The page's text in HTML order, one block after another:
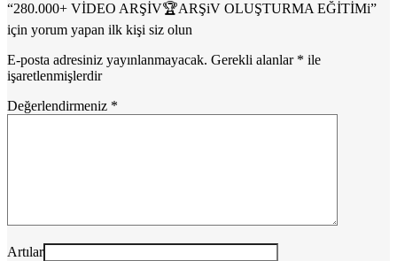
“280.000+ VİDEO ARŞİV🏆ARŞiV OLUŞTURMA EĞİTİMi”
için yorum yapan ilk kişi siz olun
E-posta adresiniz yayınlanmayacak. Gerekli alanlar * ile
işaretlenmişlerdir
Değerlendirmeniz *
Artılar